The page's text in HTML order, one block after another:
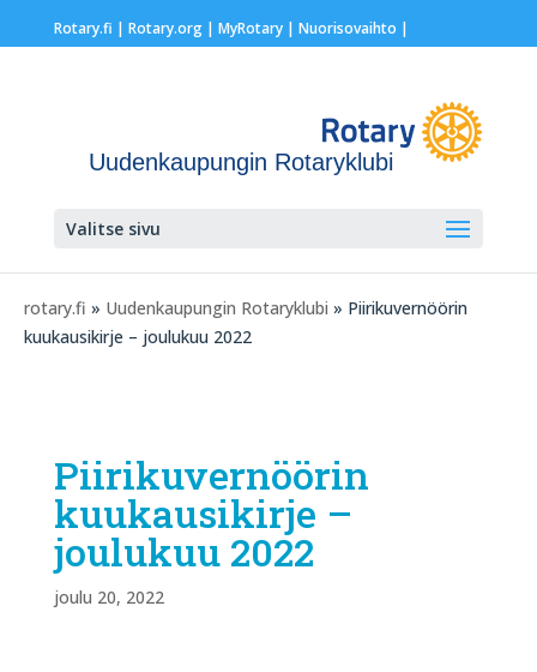
Rotary.fi | Rotary.org| MyRotary | Nuorisovaihto |
Uudenkaupungin Rotaryklubi
Valitse sivu
rotary.fi » Uudenkaupungin Rotaryklubi » Piirikuvernöörin
kuukausikirje – joulukuu 2022
Piirikuvernöörin
kuukausikirje –
joulukuu 2022
joulu 20, 2022